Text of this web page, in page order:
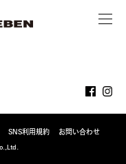
MENU
SNS利用規約
お問い合わせ